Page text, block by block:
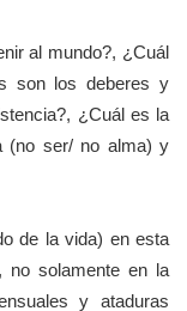
al mundo?, ¿Cuál
son los deberes y
¿Cuál es la
(no ser/ no alma) y
de la vida) en esta
no solamente en la
y ataduras